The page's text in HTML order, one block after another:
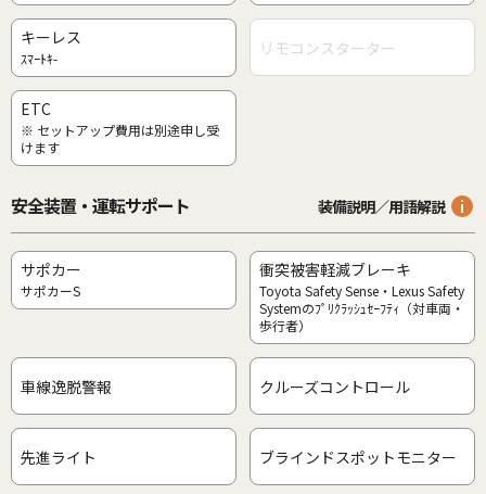
キーレス
ｽﾏｰﾄｷ- リモコンスターター
ETC
※ セットアップ費用は別途申し受
けます
安全装置・運転サポート 装備説明／用語解説
サポカー
サポカーS
衝突被害軽減ブレーキ
Toyota Safety Sense・Lexus Safety
Systemのﾌﾟﾘｸﾗｯｼｭｾｰﾌﾃｨ（対車両・
歩行者）
車線逸脱警報 クルーズコントロール
先進ライト ブラインドスポットモニター